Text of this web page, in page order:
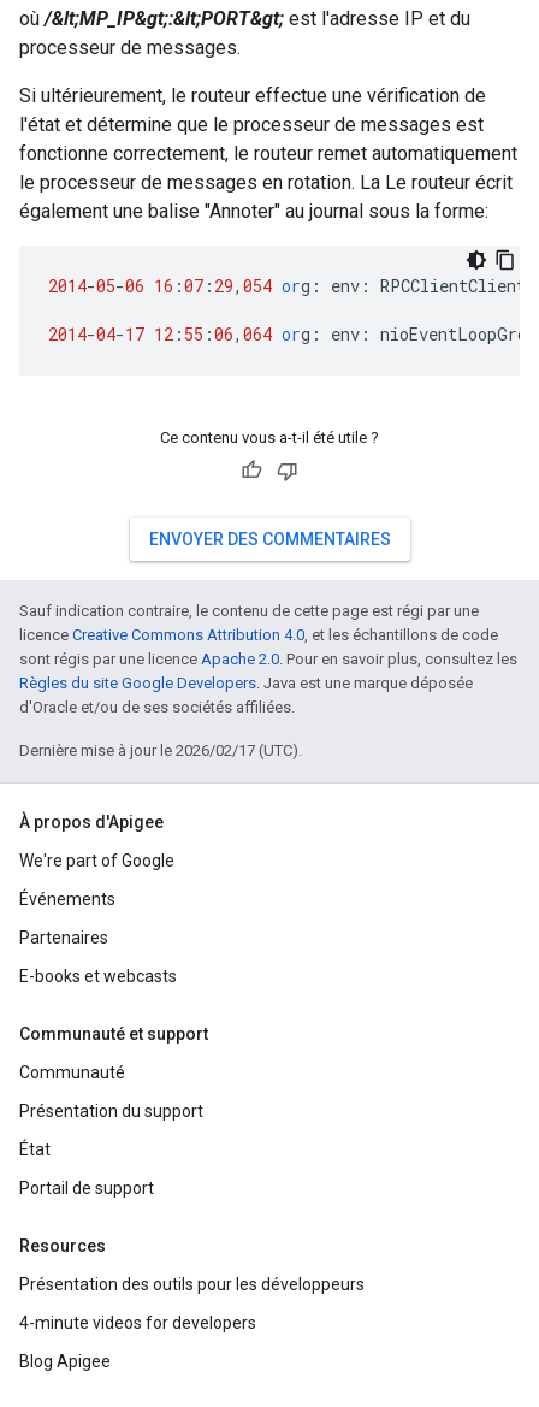
où/&lt;MP_IP&gt;:&lt;PORT&gt; est l'adresse IP et du
processeur de messages.
Si ultérieurement, le routeur effectue une vérification de
l'état et détermine que le processeur de messages est
fonctionne correctement, le routeur remet automatiquement
le processeur de messages en rotation. La Le routeur écrit
également une balise "Annoter" au journal sous la forme:
2014-05-06 16 :07 : 29, 054 org : env :
2014-04-17 12 : 55 :06, 064 org : env :
Ce contenu vous a-t-il été utile ?
ENVOYER DES COMMENTAIRES
Sauf indication contraire, le contenu de cette page est régi par une
licence Creative Commons Attribution 4.0, et les échantillons de code
sont régis par une licence Apache 2.0. Pour en savoir plus, consultez les
Règles du site Google Developers. Java est une marque déposée
d'Oracle et/ou de ses sociétés affiliées.
Dernière mise à jour le 2026/02/17 (UTC).
À propos d'Apigee
We're part of Google
Événements
Partenaires
E-books et webcasts
Communauté et support
Communauté
Présentation du support
État
Portail de support
Resources
Présentation des outils pour les développeurs
4-minute videos for developers
Blog Apigee